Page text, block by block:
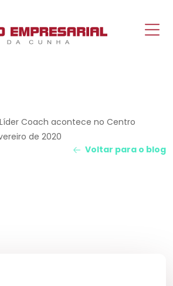
Coach acontece no Centro
de 2020
Voltar para o blog